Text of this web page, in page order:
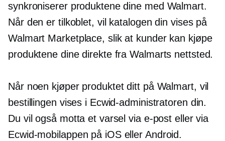
synkroniserer produktene dine med Walmart.
Når den er tilkoblet, vil katalogen din vises på
Walmart Marketplace, slik at kunder kan kjøpe
produktene dine direkte fra Walmarts nettsted.
Når noen kjøper produktet ditt på Walmart, vil
bestillingen vises i Ecwid-administratoren din.
Du vil også motta et varsel via e-post eller via
Ecwid-mobilappen på iOS eller Android.